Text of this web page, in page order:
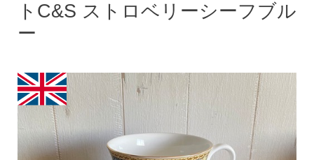
トC&S ストロベリーシーフブル
ー